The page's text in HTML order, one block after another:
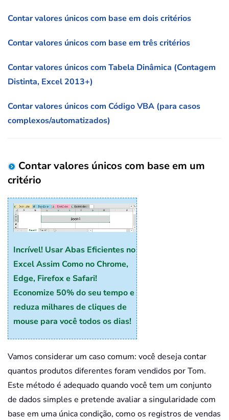
Contar valores únicos com base em dois critérios
Contar valores únicos com base em três critérios
Contar valores únicos com Tabela Dinâmica (Contagem
Distinta, Excel 2013+)
Contar valores únicos com Código VBA (para casos
complexos/automatizados)
Contar valores únicos com base em um
critério
Incrível! Usar Abas Eficientes no
Excel Assim Como no Chrome,
Edge, Firefox e Safari!
Economize 50% do seu tempo e
reduza milhares de cliques de
mouse para você todos os dias!
Vamos considerar um caso comum: você deseja contar
quantos produtos diferentes foram vendidos por Tom.
Este método é adequado quando você tem um conjunto
de dados simples e pretende avaliar a singularidade com
base em uma única condição, como os registros de vendas